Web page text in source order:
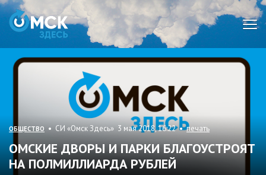
ОБЩЕСТВО • СИ «Омск Здесь» 3 мая 2018, 16:22 •печать
ОМСКИЕ ДВОРЫ И ПАРКИ БЛАГОУСТРОЯТ
НА ПОЛМИЛЛИАРДА РУБЛЕЙ